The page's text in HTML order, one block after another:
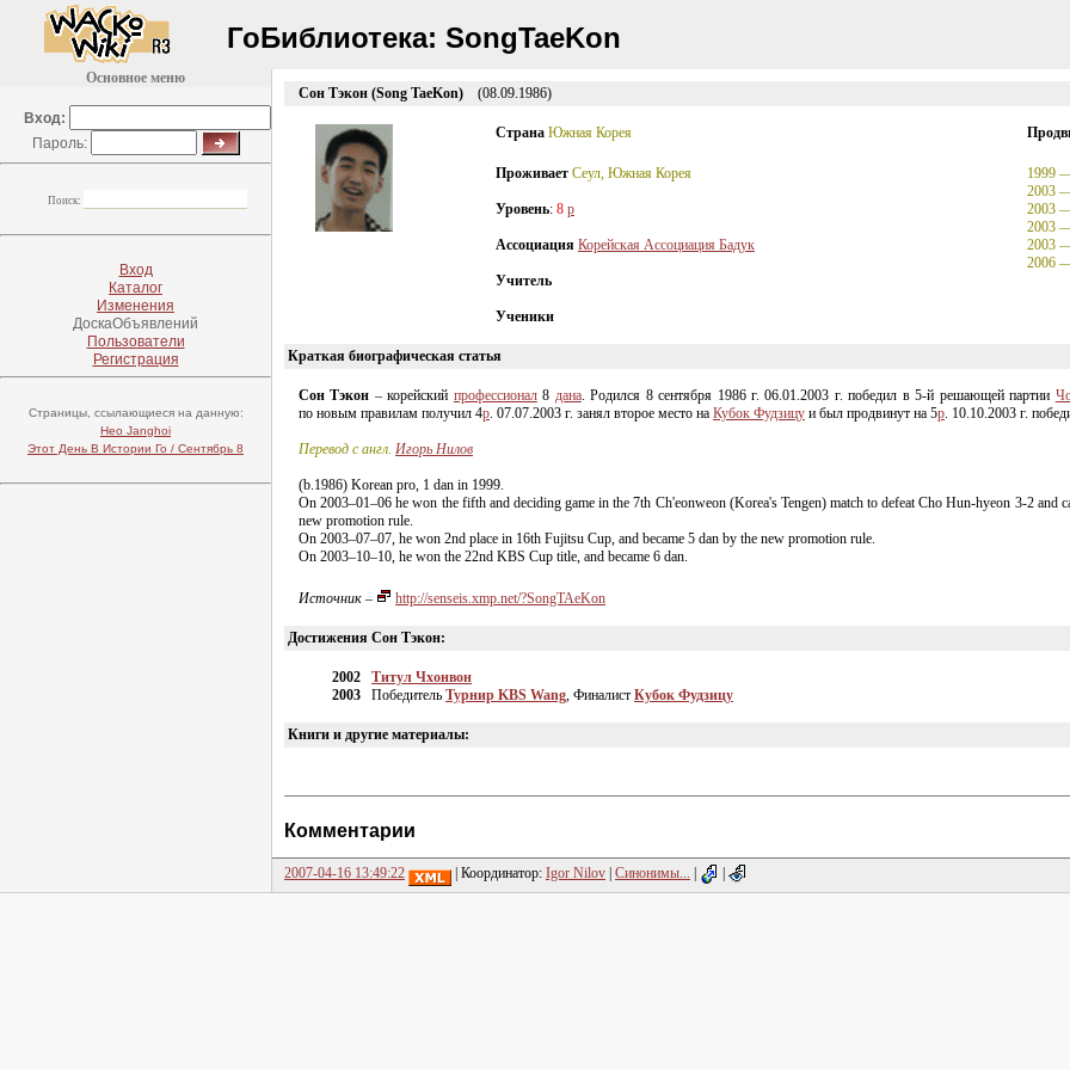
ГоБиблиотека: SongTaeKon
Основное меню
Вход:
Пароль:
Поиск:
Вход
Каталог
Изменения
ДоскаОбъявлений
Пользователи
Регистрация
Страницы, ссылающиеся на данную:
Heo Janghoi
Этот День В Истории Го / Сентябрь 8
Сон Тэкон (Song TaeKon) (08.09.1986)
Страна Южная Корея
Проживает Сеул, Южная Корея
Уровень: 8 p
Ассоциация Корейская Ассоциация Бадук
Учитель
Ученики
1999
2003
2003
2003
2003
2006
Краткая биографическая статья
Сон Тэкон – корейский профессионал8 дана. Родился 8 сентября 1986 г. 06.01.2003 г. победил в5-й решающей партии
по новым правилам получил 4p. 07.07.2003 г. занял второе место на Кубок Фудзицу и был продвинут на 5p. 10.10.2003 г.
Перевод с англ. Игорь Нилов
(b.1986) Korean pro, 1 dan in 1999.
On 2003–01–06 he won the fifth and deciding game in the 7th Ch'eonweon (Korea's Tengen) match to defeat ChoHun-hyeon 3-2and
new promotion rule.
On 2003–07–07, he won 2nd place in 16th Fujitsu Cup, and became 5 dan by the new promotion rule.
On 2003–10–10, he won the 22nd KBS Cup title, and became 6 dan.
Источник – http://senseis.xmp.net/?SongTAeKon
Достижения Сон Тэкон:
2002
Титул Чхонвон
2003 Победитель Турнир KBS Wang, Финалист Кубок Фудзицу
Книги и другие материалы:
Комментарии
2007-04-16 13:49:22 | Координатор: Igor Nilov Синонимы...